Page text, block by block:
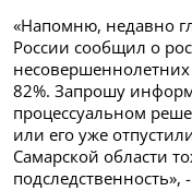
«Напомню, недавно
России сообщил о
82%. Запрошу
процессуальном
или его уже
Самарской области